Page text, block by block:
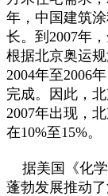
年，中国建筑
长。到2007年
根据北京奥运
2004年至2006
完成。因此，
2007年出现，
在10%至15%。
据美国《化学
蓬勃发展推动